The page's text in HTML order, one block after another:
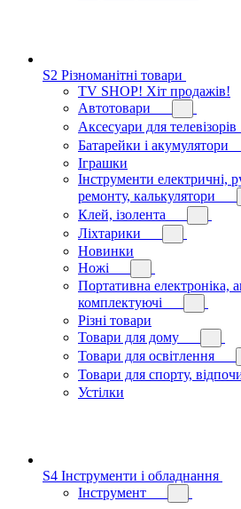
S2 Різноманітні товари
TV SHOP! Хіт продажів!
Автотовари
Аксесуари для телевізорів
Батарейки і акумулятори
Іграшки
Інструменти електричні,
ремонту, калькулятори
Клей, ізолента
Ліхтарики
Новинки
Ножі
Портативна електроніка,
комплектуючі
Різні товари
Товари для дому
Товари для освітлення
Товари для спорту,
Устілки
S4 Інструменти і обладнання
Інструмент